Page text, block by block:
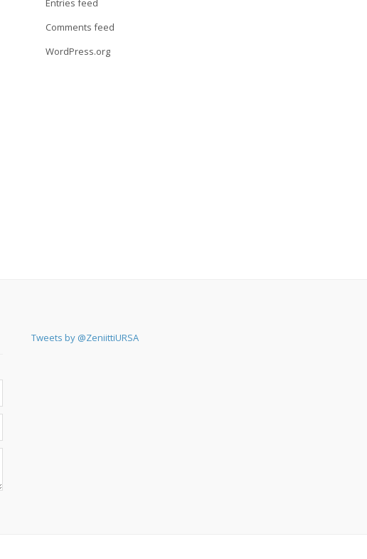
Entries feed
Comments feed
WordPress.org
Tweets by @ZeniittiURSA